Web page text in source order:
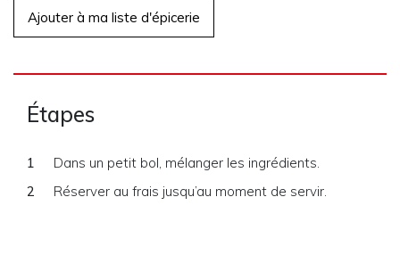
Ajouter à ma liste d'épicerie
Étapes
Dans un petit bol, mélanger les ingrédients.
Réserver au frais jusqu’au moment de servir.